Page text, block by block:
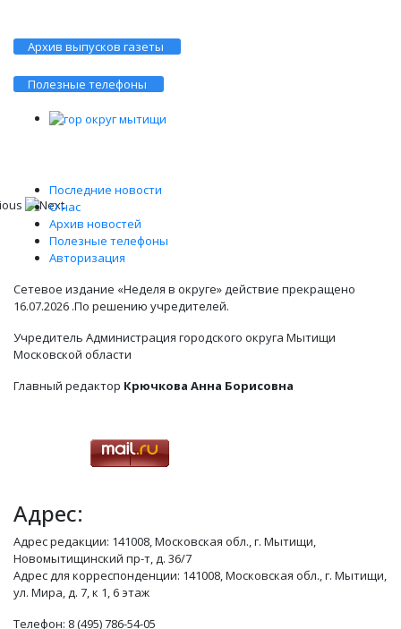
Архив выпусков газеты
Полезные телефоны
Последние новости
О нас
Архив новостей
Полезные телефоны
Авторизация
Сетевое издание «Неделя в округе» действие прекращено
16.07.2026 .По решению учредителей.
Учредитель Администрация городского округа Мытищи
Московской области
Главный редактор Крючкова Анна Борисовна
Адрес:
Адрес редакции: 141008, Московская обл., г. Мытищи,
Новомытищинский пр-т, д. 36/7
Адрес для корреспонденции: 141008, Московская обл., г. Мытищи,
ул. Мира, д. 7, к 1, 6 этаж
Телефон: 8 (495) 786-54-05